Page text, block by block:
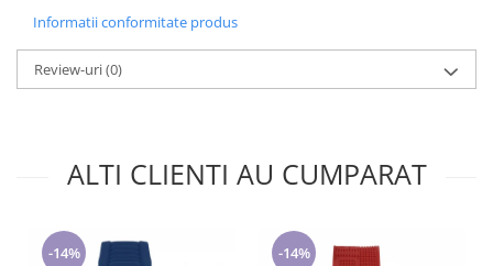
Informatii conformitate produs
Review-uri(0)
ALTI CLIENTI AU CUMPARAT
-14% -14%